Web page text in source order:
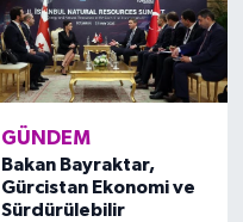
GÜNDEM
Bakan Bayraktar,
Gürcistan Ekonomi ve
Sürdürülebilir